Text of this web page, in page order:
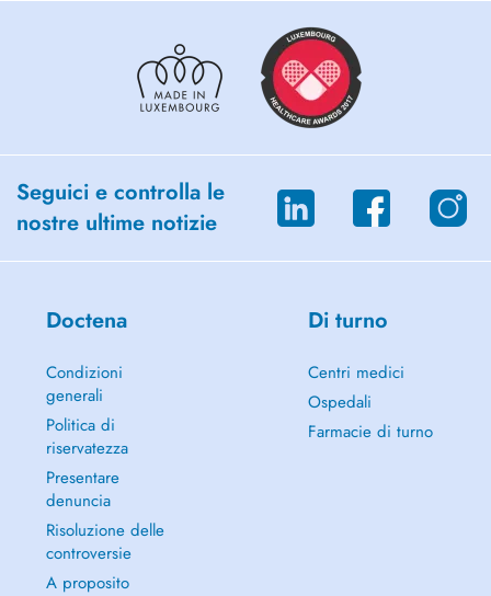
Seguici e controlla le
nostre ultime notizie
Doctena
Condizioni
generali
Politica di
riservatezza
Presentare
denuncia
Risoluzione delle
controversie
A proposito
Di turno
Centri medici
Ospedali
Farmacie di turno